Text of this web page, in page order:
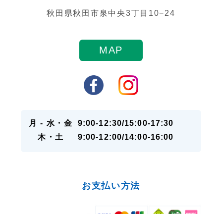
秋田県秋田市泉中央3丁目10−24
MAP
月 - 水・金
9:00-12:30/15:00-17:30
木・土
9:00-12:00/14:00-16:00
お支払い方法